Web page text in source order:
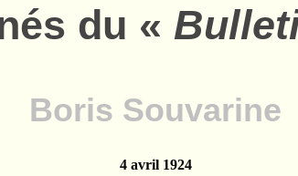
du «
Boris Souvarine
4 avril 1924